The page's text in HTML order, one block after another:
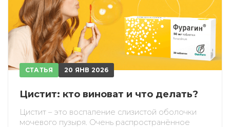
СТАТЬЯ 20 ЯНВ 2026
Цистит: кто виноват и что делать?
Цистит – это воспаление слизистой оболочки
мочевого пузыря. Очень распространённое